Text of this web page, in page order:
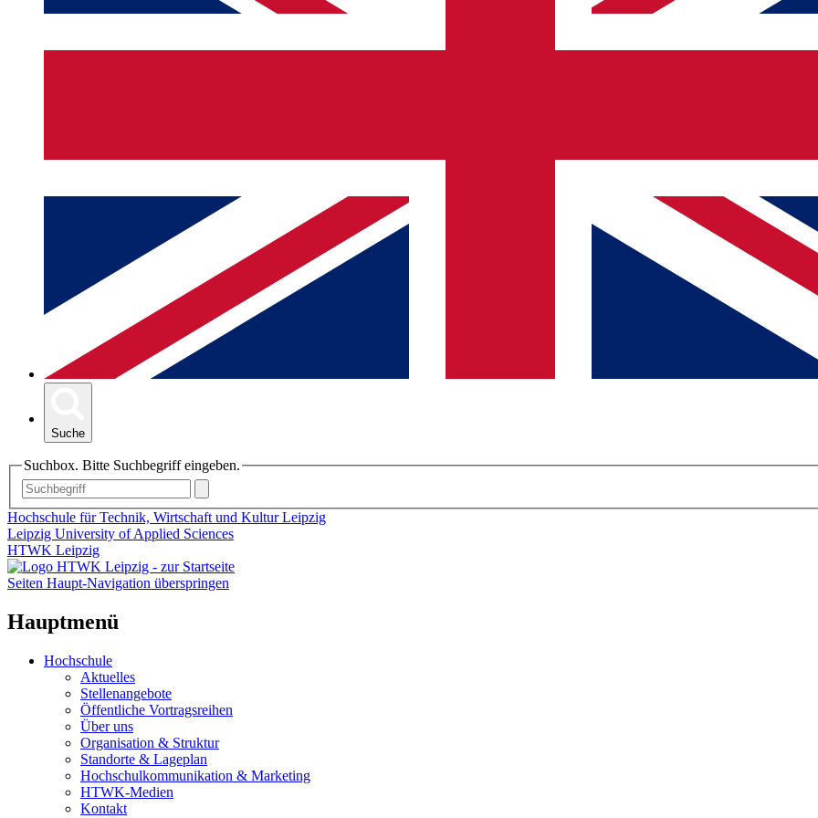
Suche
Suchbox. Bitte Suchbegriff eingeben.
Hochschule für Technik, Wirtschaft und Kultur Leipzig
Leipzig University of Applied Sciences
HTWK Leipzig
Seiten Haupt-Navigation überspringen
Hauptmenü
Hochschule
Aktuelles
Stellenangebote
Öffentliche Vortragsreihen
Über uns
Organisation & Struktur
Standorte & Lageplan
Hochschulkommunikation & Marketing
HTWK-Medien
Kontakt